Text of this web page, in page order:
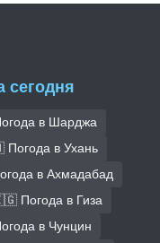
сегодня
в Шарджа
в Ухань
в Ахмадабад
Погода в Гиза
в Чунцин